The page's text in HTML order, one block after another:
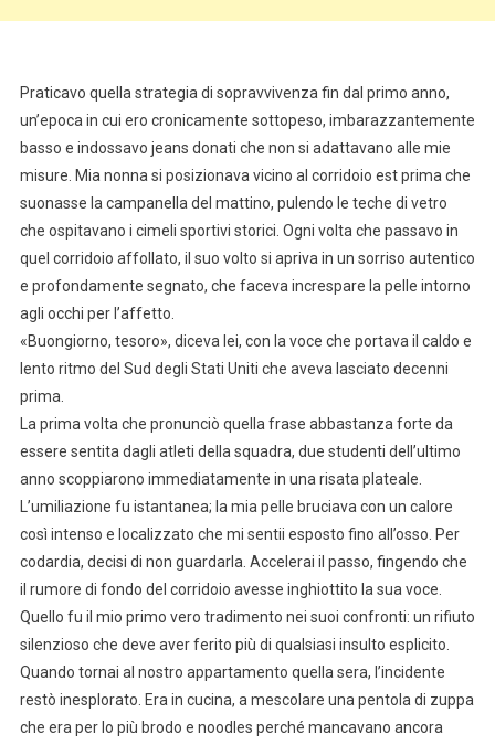
Praticavo quella strategia di sopravvivenza fin dal primo anno,
un’epoca in cui ero cronicamente sottopeso, imbarazzantemente
basso e indossavo jeans donati che non si adattavano alle mie
misure. Mia nonna si posizionava vicino al corridoio est prima che
suonasse la campanella del mattino, pulendo le teche di vetro
che ospitavano i cimeli sportivi storici. Ogni volta che passavo in
quel corridoio affollato, il suo volto si apriva in un sorriso autentico
e profondamente segnato, che faceva increspare la pelle intorno
agli occhi per l’affetto.
«Buongiorno, tesoro», diceva lei, con la voce che portava il caldo e
lento ritmo del Sud degli Stati Uniti che aveva lasciato decenni
prima.
La prima volta che pronunciò quella frase abbastanza forte da
essere sentita dagli atleti della squadra, due studenti dell’ultimo
anno scoppiarono immediatamente in una risata plateale.
L’umiliazione fu istantanea; la mia pelle bruciava con un calore
così intenso e localizzato che mi sentii esposto fino all’osso. Per
codardia, decisi di non guardarla. Accelerai il passo, fingendo che
il rumore di fondo del corridoio avesse inghiottito la sua voce.
Quello fu il mio primo vero tradimento nei suoi confronti: un rifiuto
silenzioso che deve aver ferito più di qualsiasi insulto esplicito.
Quando tornai al nostro appartamento quella sera, l’incidente
restò inesplorato. Era in cucina, a mescolare una pentola di zuppa
che era per lo più brodo e noodles perché mancavano ancora